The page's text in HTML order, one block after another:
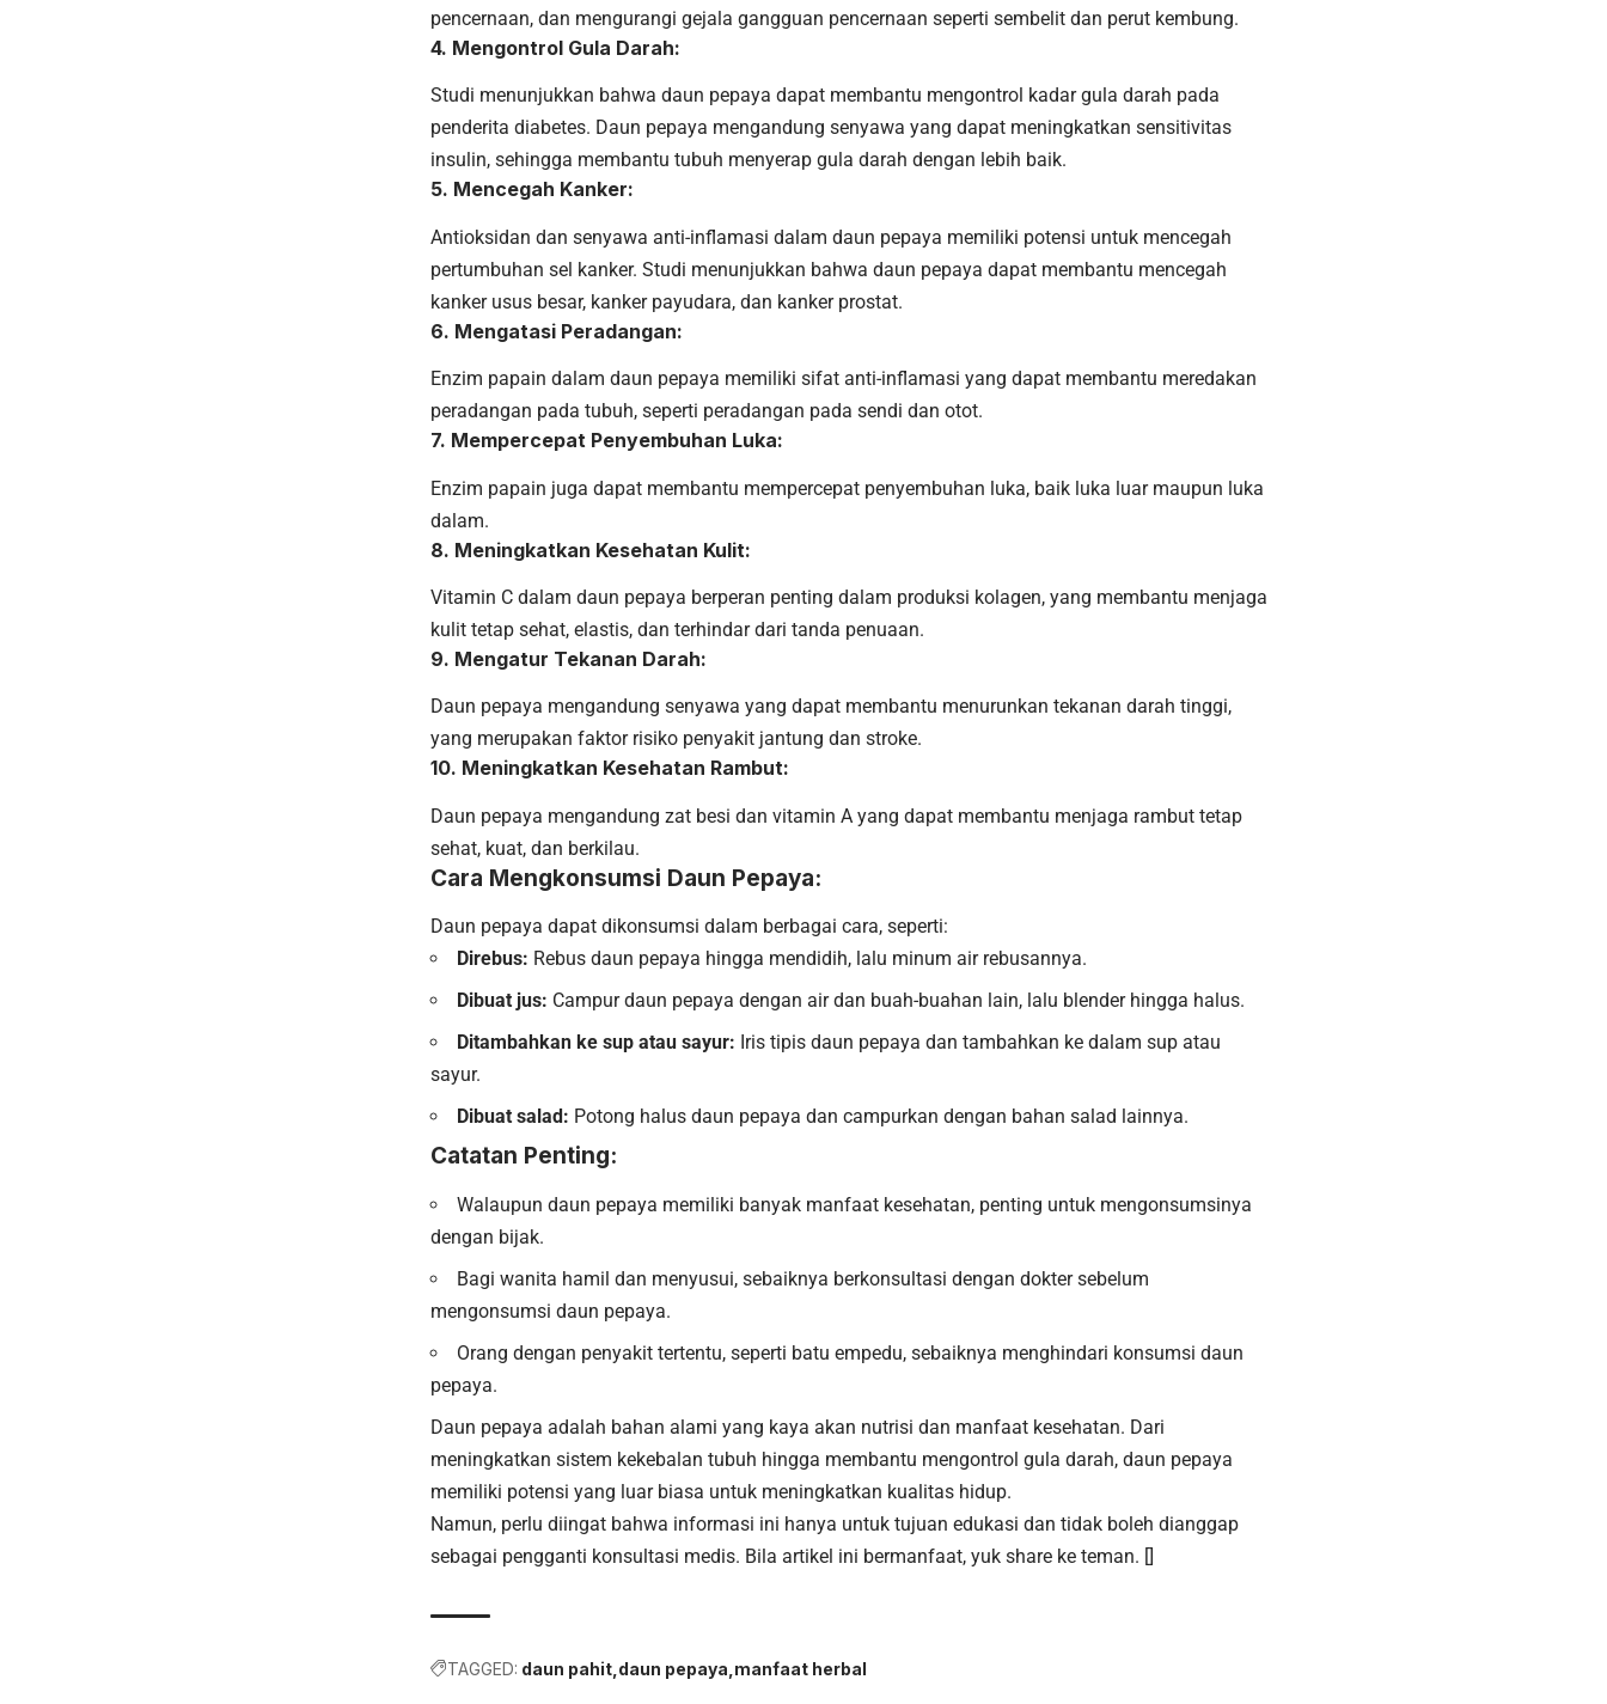
pencernaan, dan mengurangi gejala gangguan pencernaan seperti sembelit dan perut kembung.
4. Mengontrol Gula Darah:
Studi menunjukkan bahwa daun pepaya dapat membantu mengontrol kadar gula darah pada
penderita diabetes. Daun pepaya mengandung senyawa yang dapat meningkatkan sensitivitas
insulin, sehingga membantu tubuh menyerap gula darah dengan lebih baik.
5. Mencegah Kanker:
Antioksidan dan senyawa anti-inflamasi dalam daun pepaya memiliki potensi untuk mencegah
pertumbuhan sel kanker. Studi menunjukkan bahwa daun pepaya dapat membantu mencegah
kanker usus besar, kanker payudara, dan kanker prostat.
6. Mengatasi Peradangan:
Enzim papain dalam daun pepaya memiliki sifat anti-inflamasi yang dapat membantu meredakan
peradangan pada tubuh, seperti peradangan pada sendi dan otot.
7. Mempercepat Penyembuhan Luka:
Enzim papain juga dapat membantu mempercepat penyembuhan luka, baik luka luar maupun luka
dalam.
8. Meningkatkan Kesehatan Kulit:
Vitamin C dalam daun pepaya berperan penting dalam produksi kolagen, yang membantu menjaga
kulit tetap sehat, elastis, dan terhindar dari tanda penuaan.
9. Mengatur Tekanan Darah:
Daun pepaya mengandung senyawa yang dapat membantu menurunkan tekanan darah tinggi,
yang merupakan faktor risiko penyakit jantung dan stroke.
10. Meningkatkan Kesehatan Rambut:
Daun pepaya mengandung zat besi dan vitamin A yang dapat membantu menjaga rambut tetap
sehat, kuat, dan berkilau.
Cara Mengkonsumsi Daun Pepaya:
Daun pepaya dapat dikonsumsi dalam berbagai cara, seperti:
Direbus: Rebus daun pepaya hingga mendidih, lalu minum air rebusannya.
Dibuat jus: Campur daun pepaya dengan air dan buah-buahan lain, lalu blender hingga halus.
Ditambahkan ke sup atau sayur: Iris tipis daun pepaya dan tambahkan ke dalam sup atau
sayur.
Dibuat salad: Potong halus daun pepaya dan campurkan dengan bahan salad lainnya.
Catatan Penting:
Walaupun daun pepaya memiliki banyak manfaat kesehatan, penting untuk mengonsumsinya
dengan bijak.
Bagi wanita hamil dan menyusui, sebaiknya berkonsultasi dengan dokter sebelum
mengonsumsi daun pepaya.
Orang dengan penyakit tertentu, seperti batu empedu, sebaiknya menghindari konsumsi daun
pepaya.
Daun pepaya adalah bahan alami yang kaya akan nutrisi dan manfaat kesehatan. Dari
meningkatkan sistem kekebalan tubuh hingga membantu mengontrol gula darah, daun pepaya
memiliki potensi yang luar biasa untuk meningkatkan kualitas hidup.
Namun, perlu diingat bahwa informasi ini hanya untuk tujuan edukasi dan tidak boleh dianggap
sebagai pengganti konsultasi medis. Bila artikel ini bermanfaat, yuk share ke teman. []
TAGGED: daun pahit daun pepaya manfaat herbal